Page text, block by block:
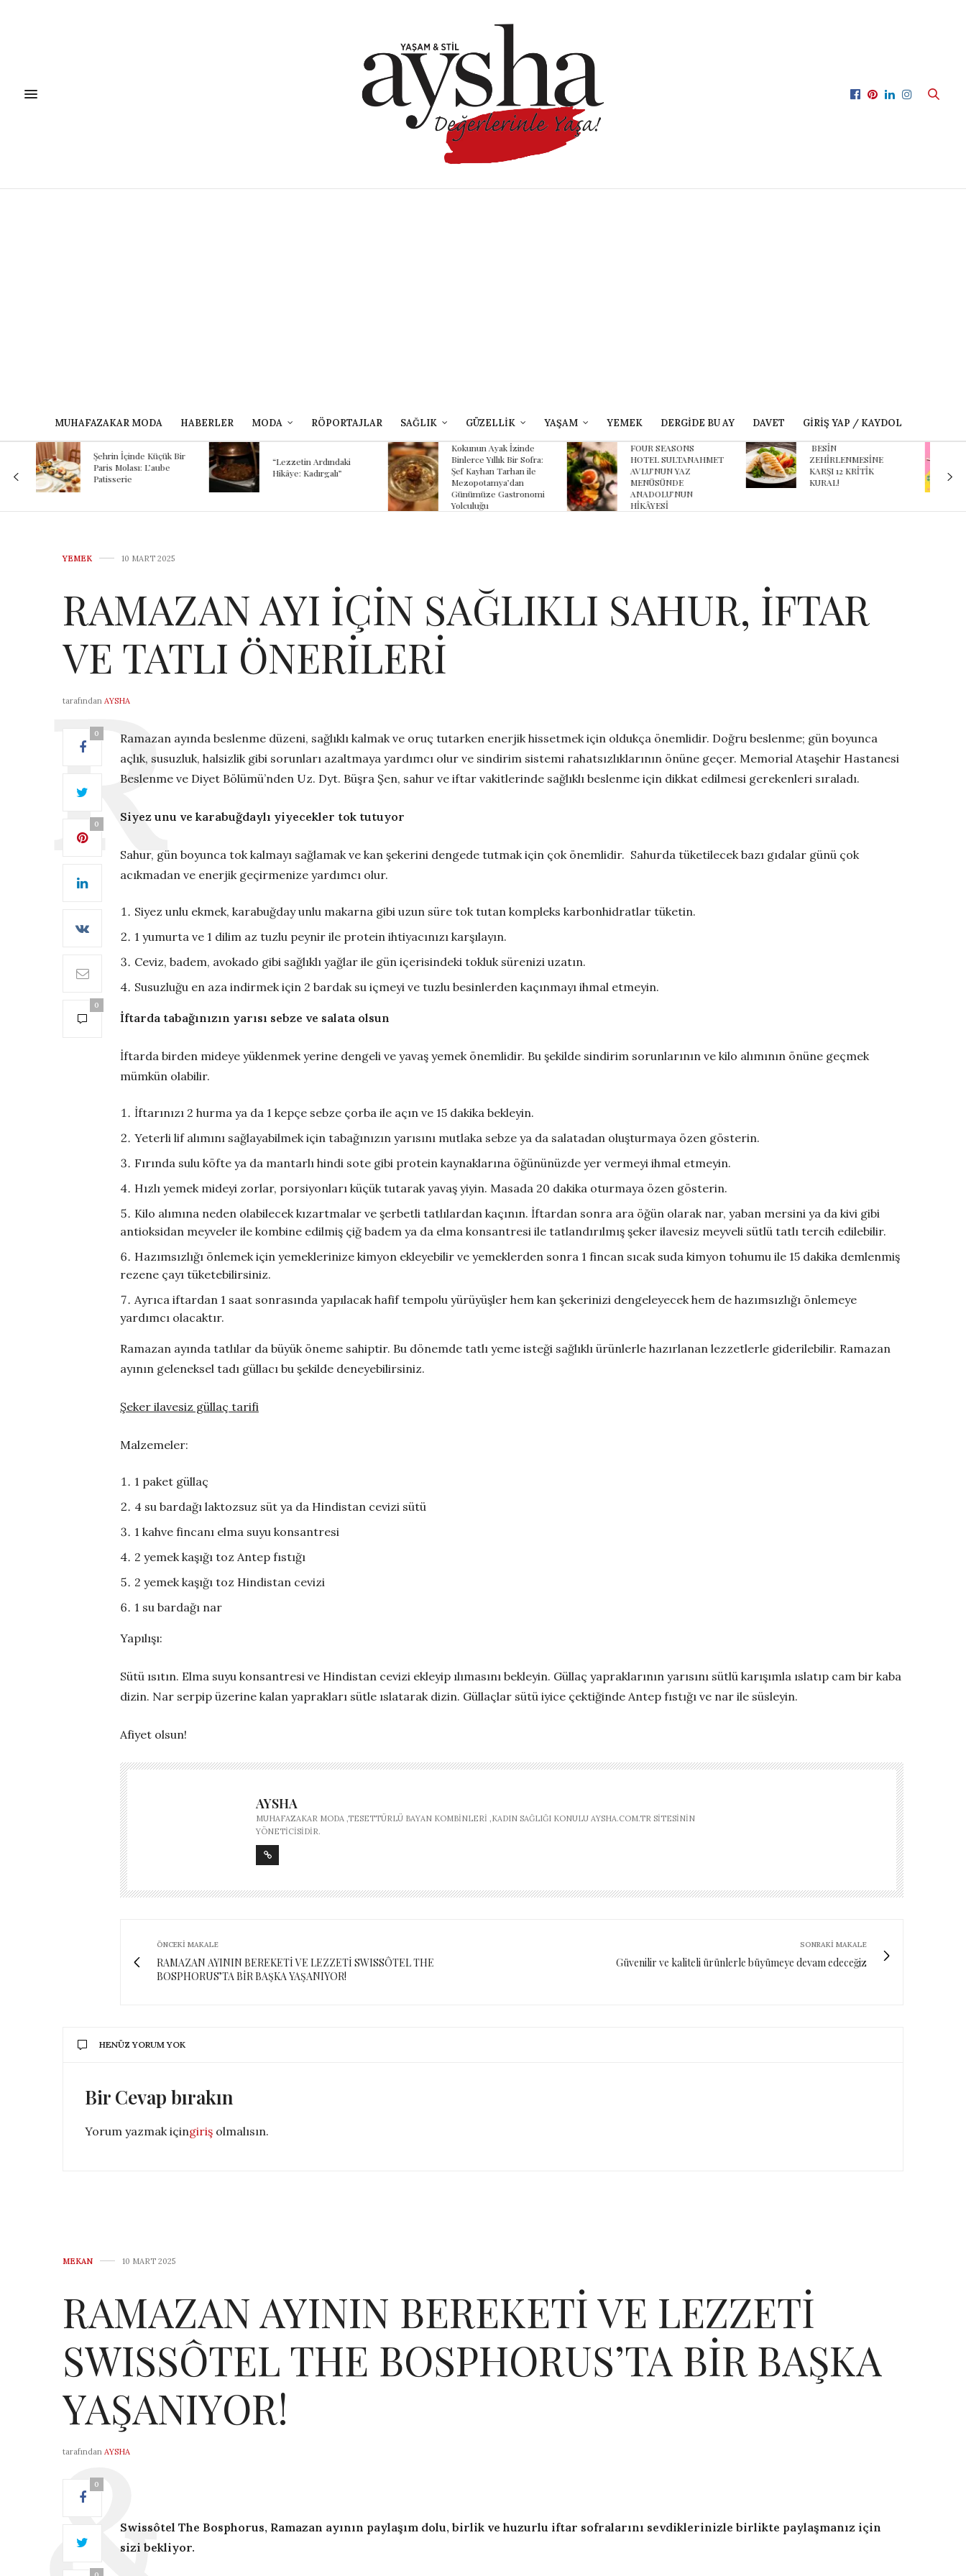
MUHAFAZAKAR MODA HABERLER MODA RÖPORTAJLAR SAĞLIK GÜZELLİK YAŞAM YEMEK DERGIDE BU AY DAVET GIRIŞ YAP / KAYDOL
“Lezzetin Ardındaki
Hikâye: Kadırgalı”
Binlerce Yıllık Bir Sofra:
Şef Kayhan Tarhan ile
FOUR SEASONS
HOTEL SULTANAHMET
AVLU’NUN YAZ
MENÜSÜNDE
ANADOLU’NUN
HİKÂYESİ
BESİN
ZEHİRLENMESİNE
KARŞI 12 KRİTİK
KURAL!
Karnaval’dan geçmişe
davet eden yeni
podcast serisi: Ayşegül
Aldinç ile O Zaman
YEMEK 10 MART 2025
RAMAZAN AYI İÇİN SAĞLIKLI SAHUR, İFTAR
VE TATLI ÖNERİLERİ
tarafından AYSHA
0
0
0
Ramazan ayında beslenme düzeni, sağlıklı kalmak ve oruç tutarken enerjik hissetmek için oldukça önemlidir. Doğru beslenme; gün boyunca
açlık, susuzluk, halsizlik gibi sorunları azaltmaya yardımcı olur ve sindirim sistemi rahatsızlıklarının önüne geçer. Memorial Ataşehir Hastanesi
Beslenme ve Diyet Bölümü’nden Uz. Dyt. Büşra Şen, sahur ve iftar vakitlerinde sağlıklı beslenme için dikkat edilmesi gerekenleri sıraladı.
Siyez unu ve karabuğdaylı yiyecekler tok tutuyor
Sahur, gün boyunca tok kalmayı sağlamak ve kan şekerini dengede tutmak için çok önemlidir. Sahurda tüketilecek bazı gıdalar günü çok
acıkmadan ve enerjik geçirmenize yardımcı olur.
Siyez unlu ekmek, karabuğday unlu makarna gibi uzun süre tok tutan kompleks karbonhidratlar tüketin.
1 yumurta ve 1 dilim az tuzlu peynir ile protein ihtiyacınızı karşılayın.
Ceviz, badem, avokado gibi sağlıklı yağlar ile gün içerisindeki tokluk sürenizi uzatın.
Susuzluğu en aza indirmek için 2 bardak su içmeyi ve tuzlu besinlerden kaçınmayı ihmal etmeyin.
İftarda tabağınızın yarısı sebze ve salata olsun
İftarda birden mideye yüklenmek yerine dengeli ve yavaş yemek önemlidir. Bu şekilde sindirim sorunlarının ve kilo alımının önüne geçmek
mümkün olabilir.
İftarınızı 2 hurma ya da 1 kepçe sebze çorba ile açın ve 15 dakika bekleyin.
Yeterli lif alımını sağlayabilmek için tabağınızın yarısını mutlaka sebze ya da salatadan oluşturmaya özen gösterin.
Fırında sulu köfte ya da mantarlı hindi sote gibi protein kaynaklarına öğününüzde yer vermeyi ihmal etmeyin.
Hızlı yemek mideyi zorlar, porsiyonları küçük tutarak yavaş yiyin. Masada 20 dakika oturmaya özen gösterin.
Kilo alımına neden olabilecek kızartmalar ve şerbetli tatlılardan kaçının. İftardan sonra ara öğün olarak nar, yaban mersini ya da kivi gibi
antioksidan meyveler ile kombine edilmiş çiğ badem ya da elma konsantresi ile tatlandırılmış şeker ilavesiz meyveli sütlü tatlı tercih edilebilir.
Hazımsızlığı önlemek için yemeklerinize kimyon ekleyebilir ve yemeklerden sonra 1 fincan sıcak suda kimyon tohumu ile 15 dakika demlenmiş
rezene çayı tüketebilirsiniz.
Ayrıca iftardan 1 saat sonrasında yapılacak hafif tempolu yürüyüşler hem kan şekerinizi dengeleyecek hem de hazımsızlığı önlemeye
yardımcı olacaktır.
Ramazan ayında tatlılar da büyük öneme sahiptir. Bu dönemde tatlı yeme isteği sağlıklı ürünlerle hazırlanan lezzetlerle giderilebilir. Ramazan
ayının geleneksel tadı güllacı bu şekilde deneyebilirsiniz.
Şeker ilavesiz güllaç tarifi
Malzemeler:
1 paket güllaç
4 su bardağı laktozsuz süt ya da Hindistan cevizi sütü
1 kahve fincanı elma suyu konsantresi
2 yemek kaşığı toz Antep fıstığı
2 yemek kaşığı toz Hindistan cevizi
1 su bardağı nar
Yapılışı:
Sütü ısıtın. Elma suyu konsantresi ve Hindistan cevizi ekleyip ılımasını bekleyin. Güllaç yapraklarının yarısını sütlü karışımla ıslatıp cam bir kaba
dizin. Nar serpip üzerine kalan yaprakları sütle ıslatarak dizin. Güllaçlar sütü iyice çektiğinde Antep fıstığı ve nar ile süsleyin.
Afiyet olsun!
AYSHA
MUHAFAZAKAR MODA ,TESETTÜRLÜ BAYAN KOMBINLERI ,KADIN SAĞLIĞI KONULU AYSHA.COM.TR SITESININ
YÖNETICISIDIR.
ÖNCEKI MAKALE
RAMAZAN AYININ BEREKETİ VE LEZZETİ SWISSÔTEL THE
BOSPHORUS’TA BİR BAŞKA YAŞANIYOR!
SONRAKI MAKALE
Güvenilir ve kaliteli ürünlerle büyümeye devam edeceğiz
HENÜZ YORUM YOK
Bir Cevap bırakın
Yorum yazmak içingiriş olmalısın.
MEKAN 10 MART 2025
RAMAZAN AYININ BEREKETİ VE LEZZETİ
SWISSÔTEL THE BOSPHORUS’TA BİR BAŞKA
YAŞANIYOR!
tarafından AYSHA
0
Swissôtel The Bosphorus, Ramazan ayının paylaşım dolu, birlik ve huzurlu iftar sofralarını sevdiklerinizle birlikte paylaşmanız için
sizi bekliyor.